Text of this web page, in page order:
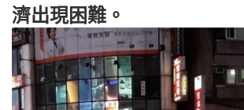
濟出現困難。